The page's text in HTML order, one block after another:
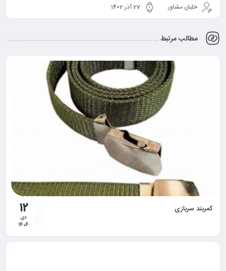
خلبان مشاور 27 آذر 1402
مطالب مرتبط
12
دی
1404
کمربند سربازی